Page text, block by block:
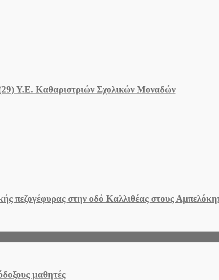
Υ.Ε. Καθαριστριών Σχολικών Μοναδών
πεζογέφυρας στην οδό Καλλιθέας στους
μαθητές